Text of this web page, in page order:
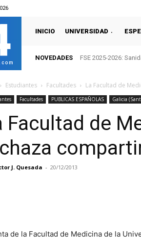
INICIO UNIVERSIDAD
NOVEDADES FSE 2025-2026:
Estudiantes Facultades La Facultad de
Facultades PUBLICAS ESPAÑOLAS Galicia
Facultad de
J. Quesada - 20/12/2013
de la Facultad de Medicina de la